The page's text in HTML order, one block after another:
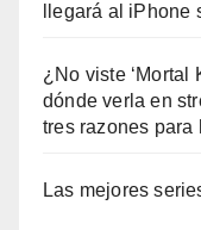
llegará al iPhone
¿No viste ‘Mortal
dónde verla en
tres razones para
Las mejores